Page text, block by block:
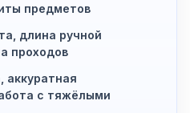
предметов
длина ручной
проходов
аккуратная
с тяжёлыми